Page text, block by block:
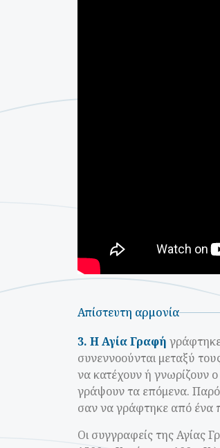
Απίστευτη αρμονία
3. Η Αγία Γραφή
συνεννοούνται μεταξύ
να κατέχουν ή γνωρίζουν
γράψουν τα επόμενα.
σαν να γράφτηκε από ένα
Οι συγγραφείς της Αγίας